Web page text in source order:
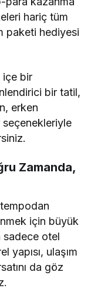
hariç tüm
paketi hediyesi
içe bir
bir tatil,
erken
seçenekleriyle
Zamanda,
için büyük
sadece otel
yapısı, ulaşım
da göz